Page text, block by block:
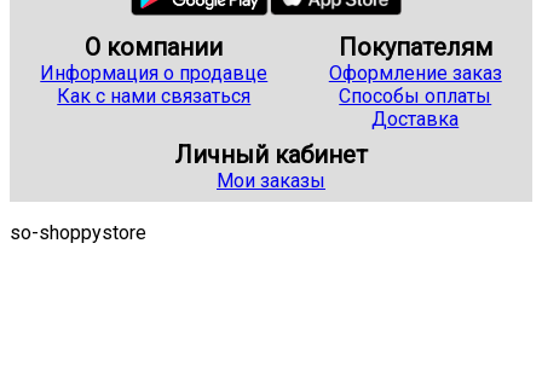
О компании
Информация о продавце
Как с нами связаться
Покупателям
Оформление заказ
Способы оплаты
Доставка
Личный кабинет
Мои заказы
so-shoppystore